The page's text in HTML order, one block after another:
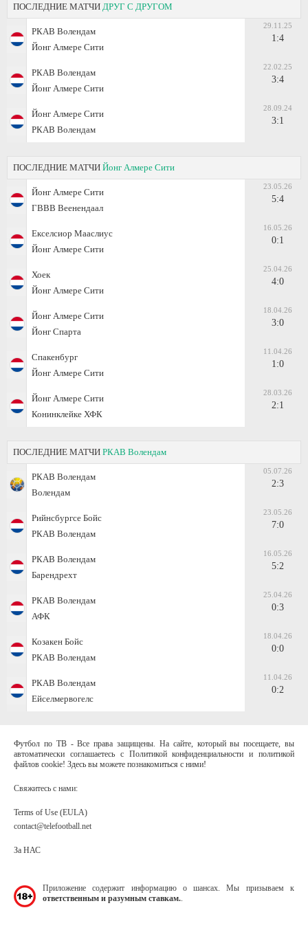
ПОСЛЕДНИЕ МАТЧИ ДРУГ С ДРУГОМ
РКАВ Волендам
Йонг Алмере Сити
29.11.25
1:4
РКАВ Волендам
Йонг Алмере Сити
22.02.25
3:4
Йонг Алмере Сити
РКАВ Волендам
28.09.24
3:1
ПОСЛЕДНИЕ МАТЧИ Йонг Алмере Сити
Йонг Алмере Сити
ГВВВ Веенендаал
23.05.26
5:4
Екселсиор Мааслиус
Йонг Алмере Сити
16.05.26
0:1
Хоек
Йонг Алмере Сити
25.04.26
4:0
Йонг Алмере Сити
Йонг Спарта
18.04.26
3:0
Спакенбург
Йонг Алмере Сити
11.04.26
1:0
Йонг Алмере Сити
Конинклейке ХФК
28.03.26
2:1
ПОСЛЕДНИЕ МАТЧИ РКАВ Волендам
РКАВ Волендам
Волендам
05.07.26
2:3
Рийнсбургсе Бойс
РКАВ Волендам
23.05.26
7:0
РКАВ Волендам
Барендрехт
16.05.26
5:2
РКАВ Волендам
АФК
25.04.26
0:3
Козакен Бойс
РКАВ Волендам
18.04.26
0:0
РКАВ Волендам
Ейселмервогелс
11.04.26
0:2
Футбол по ТВ - Все права защищены. На сайте, который вы посещаете, вы
автоматически соглашаетесь с Политикой конфиденциальности и политикой
файлов cookie! Здесь вы можете познакомиться с ними!
Свяжитесь с нами:
Terms of Use (EULA)
contact@telefootball.net
За НАС
Приложение содержит информацию о шансах. Мы призываем к
ответственным и разумным ставкам.